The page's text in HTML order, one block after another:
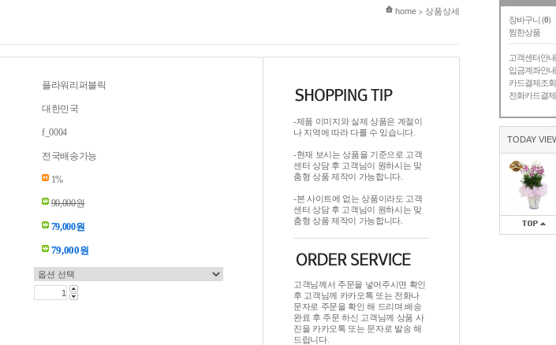
장바구니 (0)
찜한상품
고객센터안내
입금계좌안내
카드결제조회
전화카드결제
TODAY
현재 위치
home > 상품상세
플라워리퍼블릭
대한민국
f_0004
전국배송가능
1%
90,000원
79,000원
79,000원
-제품 이미지와 실제 상품은 계절이
나 지역에 따라 다를 수 있습니다.
-현재 보시는 상품을 기준으로 고객
센터 상담 후 고객님이 원하시는 맞
춤형 상품 제작이 가능합니다.
-본 사이트에 없는 상품이라도 고객
센터 상담 후 고객님이 원하시는 맞
춤형 상품 제작이 가능합니다.
고객님께서 주문을 넣어주시면 확인
후 고객님께 카카오톡 또는 전화나
문자로 주문을 확인 해 드리며.배송
완료 후 주문 하신 고객님께 상품 사
진을 카카오톡 또는 문자로 발송 해
드립니다.